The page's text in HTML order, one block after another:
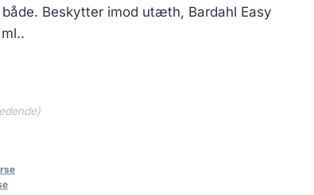
kr..Beskytter imod utæth, Bardahl Easy